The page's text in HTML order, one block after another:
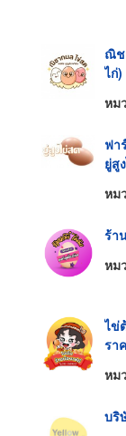
ณิช
ไก่)
หม
ฟา
ยู่สู
หม
ร้า
หม
ไข่
รา
หม
บริ